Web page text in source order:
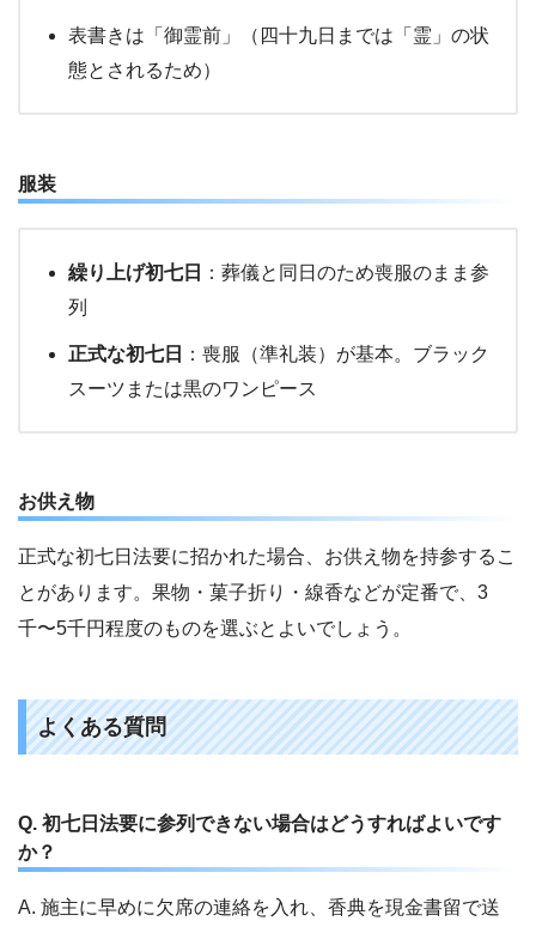
表書きは「御霊前」（四十九日までは「霊」の状
態とされるため）
服装
繰り上げ初七日
：葬儀と同日のため喪服のまま参
列
正式な初七日
：喪服（準礼装）が基本。ブラック
スーツまたは黒のワンピース
お供え物
正式な初七日法要に招かれた場合、お供え物を持参するこ
とがあります。果物・菓子折り・線香などが定番で、3
千〜5千円程度のものを選ぶとよいでしょう。
よくある質問
Q. 初七日法要に参列できない場合はどうすればよいです
か？
A. 施主に早めに欠席の連絡を入れ、香典を現金書留で送